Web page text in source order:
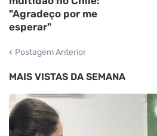
"Agradeço por me
esperar"
Postagem Anterior
MAIS VISTAS DA SEMANA